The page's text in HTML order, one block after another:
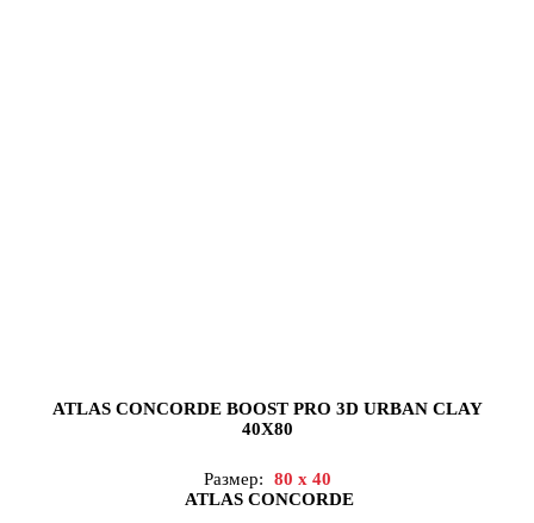
ATLAS CONCORDE BOOST PRO 3D URBAN CLAY
40X80
Размер:
80 x 40
ATLAS CONCORDE